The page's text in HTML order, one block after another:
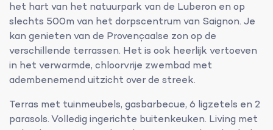
het hart van het natuurpark van de Luberon en op
slechts 500m van het dorpscentrum van Saignon. Je
kan genieten van de Provençaalse zon op de
verschillende terrassen. Het is ook heerlijk vertoeven
in het verwarmde, chloorvrije zwembad met
adembenemend uitzicht over de streek.
Terras met tuinmeubels, gasbarbecue, 6 ligzetels en 2
parasols. Volledig ingerichte buitenkeuken. Living met